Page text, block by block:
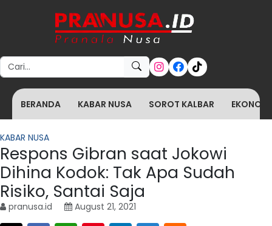
Search for:
BERANDA KABAR NUSA SOROT KALBAR
KABAR NUSA
Respons Gibran saat Jokowi
Dihina Kodok: Tak Apa Sudah
Risiko, Santai Saja
pranusa.id August 21, 2021